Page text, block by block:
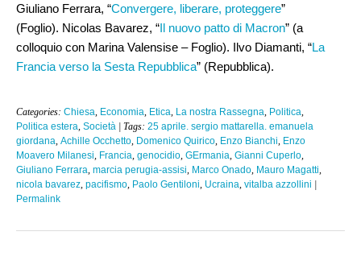
Giuliano Ferrara, “Convergere, liberare, proteggere”
(Foglio). Nicolas Bavarez, “Il nuovo patto di Macron” (a
colloquio con Marina Valensise – Foglio). Ilvo Diamanti, “La
Francia verso la Sesta Repubblica” (Repubblica).
Categories: Chiesa Economia Etica La nostra Rassegna Politica
Politica estera Società | Tags: 25 aprile. sergio mattarella. emanuela
giordana Achille Occhetto Domenico Quirico Enzo Bianchi Enzo
Moavero Milanesi Francia genocidio GErmania Gianni Cuperlo
Giuliano Ferrara marcia perugia-assisi Marco Onado Mauro Magatti
nicola bavarez pacifismo Paolo Gentiloni Ucraina vitalba azzollini |
Permalink